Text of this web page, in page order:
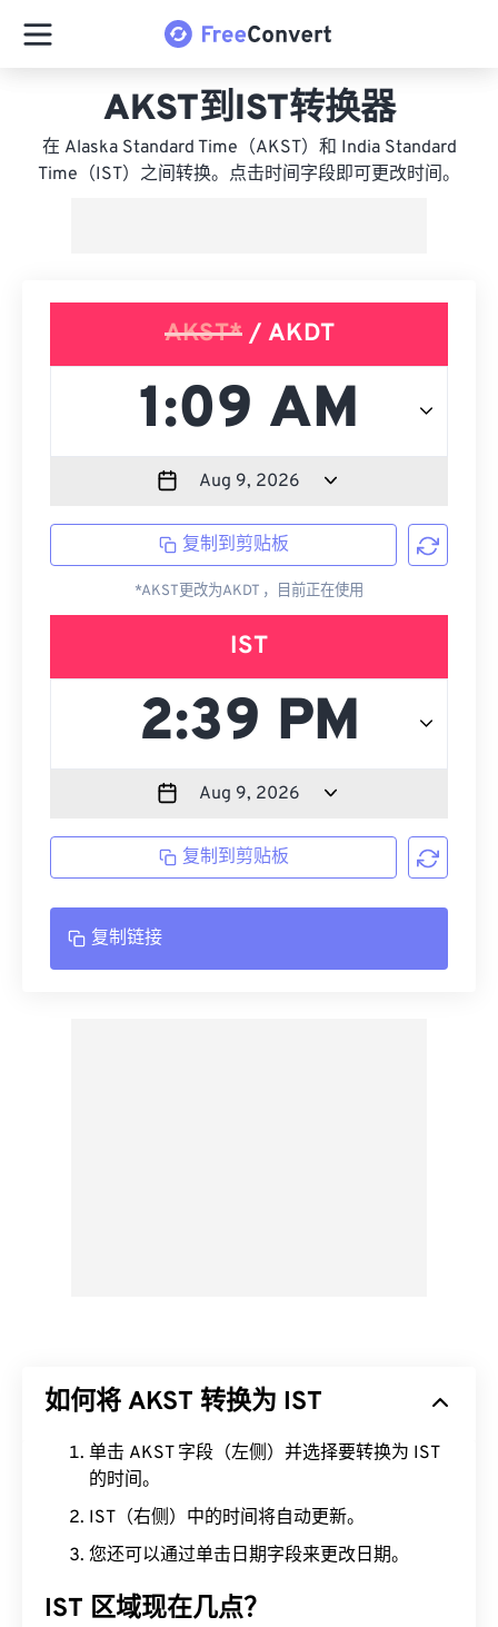
AKST到IST转换器
在 Alaska Standard Time（AKST）和 India Standard
Time（IST）之间转换。点击时间字段即可更改时间。
AKST*/ AKDT
复制到剪贴板
*AKST更改为AKDT ，目前正在使用
IST
复制到剪贴板
复制链接
如何将 AKST 转换为 IST
单击 AKST 字段（左侧）并选择要转换为 IST
的时间。
IST（右侧）中的时间将自动更新。
您还可以通过单击日期字段来更改日期。
IST 区域现在几点？